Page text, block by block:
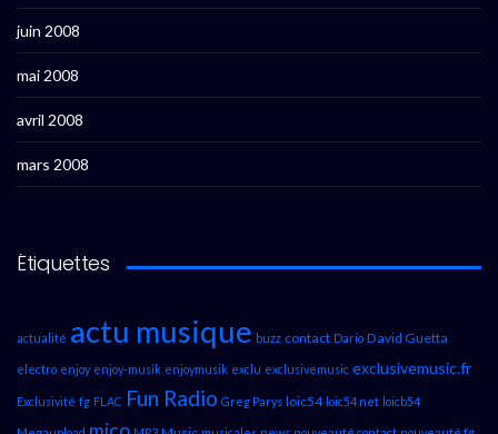
juin 2008
mai 2008
avril 2008
mars 2008
Étiquettes
actualité actu musique buzz contact Dario David Guetta
electro enjoy enjoy-musik enjoymusik exclu exclusivemusic exclusivemusic.fr
Exclusivité fg FLAC Fun Radio Greg Parys loic54 loic54.net loicb54